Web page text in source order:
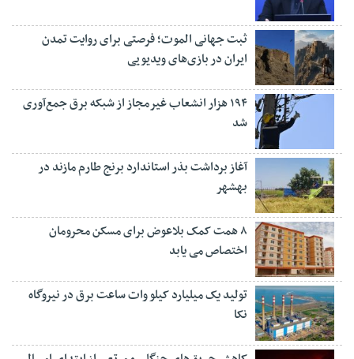
ثبت جهانی الموت؛ فرصتی برای روایت تمدن
ایران در بازی‌های ویدیویی
۱۹۴ هزار انشعاب غیرمجاز از شبکه برق جمع‌آوری
شد
آغاز برداشت بذر استاندارد برنج طارم مازند در
بهشهر
۸ همت کمک بلاعوض برای مسکن محرومان
اختصاص می یابد
تولید یک میلیارد کیلو وات ساعت برق در نیروگاه
نکا